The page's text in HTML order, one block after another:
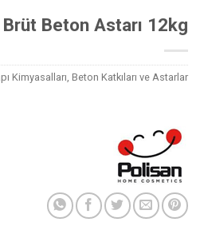
Beton Astarı 12kg
Kimyasalları Beton Katkıları ve Astarlar